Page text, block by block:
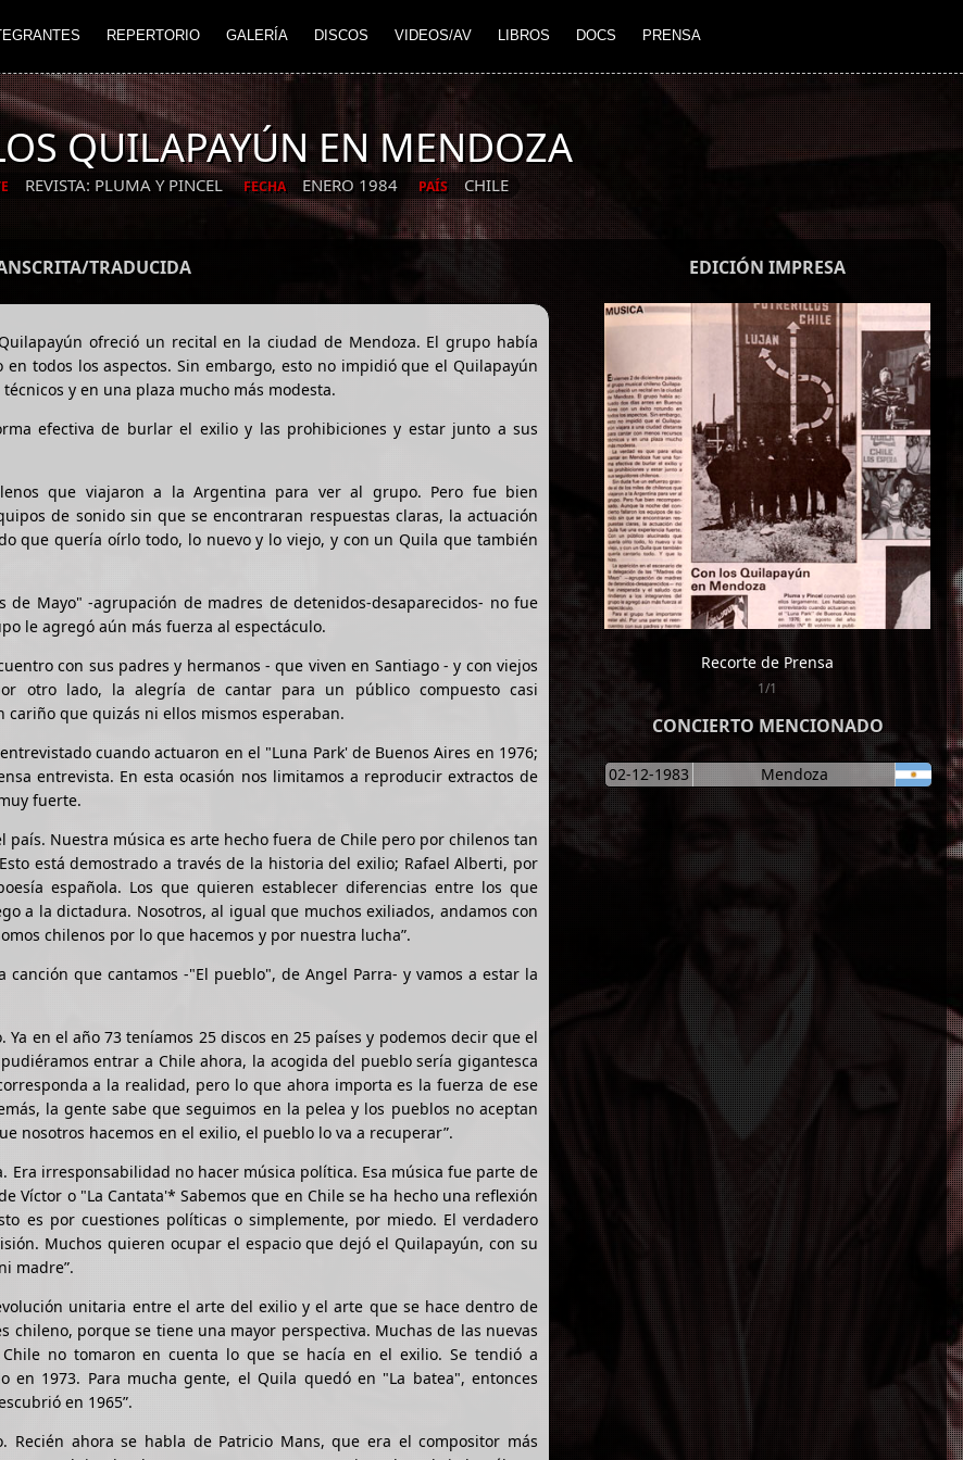
REPERTORIO GALERÍA DISCOS VIDEOS/AV LIBROS DOCS PRENSA
QUILAPAYÚN EN MENDOZA
REVISTA: PLUMA Y PINCEL FECHA ENERO 1984 PAÍS CHILE
TRADUCIDA
ofreció un recital en la ciudad de Mendoza. El grupo había
todos los aspectos. Sin embargo, esto no impidió que el Quilapayún
y en una plaza mucho más modesta.
efectiva de burlar el exilio y las prohibiciones y estar junto a sus
que viajaron a la Argentina para ver al grupo. Pero fue bien
de sonido sin que se encontraran respuestas claras, la actuación
que quería oírlo todo, lo nuevo y lo viejo, y con un Quila que también
Mayo" -agrupación de madres de detenidos-desaparecidos- no fue
le agregó aún más fuerza al espectáculo.
con sus padres y hermanos - que viven en Santiago - y con viejos
otro lado, la alegría de cantar para un público compuesto casi
que quizás ni ellos mismos esperaban.
cuando actuaron en el "Luna Park' de Buenos Aires en 1976;
entrevista. En esta ocasión nos limitamos a reproducir extractos de
fuerte.
Nuestra música es arte hecho fuera de Chile pero por chilenos tan
está demostrado a través de la historia del exilio; Rafael Alberti, por
española. Los que quieren establecer diferencias entre los que
a la dictadura. Nosotros, al igual que muchos exiliados, andamos con
chilenos por lo que hacemos y por nuestra lucha”.
que cantamos -"El pueblo", de Angel Parra- y vamos a estar la
en el año 73 teníamos 25 discos en 25 países y podemos decir que el
entrar a Chile ahora, la acogida del pueblo sería gigantesca
a la realidad, pero lo que ahora importa es la fuerza de ese
la gente sabe que seguimos en la pelea y los pueblos no aceptan
nosotros hacemos en el exilio, el pueblo lo va a recuperar”.
Era irresponsabilidad no hacer música política. Esa música fue parte de
Víctor o "La Cantata'* Sabemos que en Chile se ha hecho una reflexión
es por cuestiones políticas o simplemente, por miedo. El verdadero
Muchos quieren ocupar el espacio que dejó el Quilapayún, con su
madre”.
unitaria entre el arte del exilio y el arte que se hace dentro de
chileno, porque se tiene una mayor perspectiva. Muchas de las nuevas
no tomaron en cuenta lo que se hacía en el exilio. Se tendió a
1973. Para mucha gente, el Quila quedó en "La batea", entonces
en 1965”.
ahora se habla de Patricio Mans, que era el compositor más
EDICIÓN IMPRESA
Recorte de Prensa
1/1
CONCIERTO MENCIONADO
02-12-1983 Mendoza